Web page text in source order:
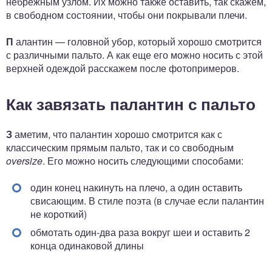
в свободном состоянии, чтобы они покрывали плечи.
П алантин — головной убор, который хорошо смотрится
с различными пальто. А как еще его можно носить с этой
верхней одеждой расскажем после фотопримеров.
Как завязать палантин с пальто
Заметим, что палантин хорошо смотрится как с
классическим прямым пальто, так и со свободным
oversize. Его можно носить следующими способами:
один конец накинуть на плечо, а один оставить
свисающим. В стиле поэта (в случае если палантин
не короткий)
обмотать один-два раза вокруг шеи и оставить 2
конца одинаковой длины